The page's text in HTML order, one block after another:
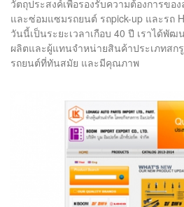
วัตถุประสงค์เพื่อรองรับความต้องการขอ
และซ่อมแซมรถยนต์ รถpick-up และรถ
วันนี้เป็นระยะเวลาเกือบ 40 ปี เราได้พัฒ
ผลิตและผู้แทนจำหน่ายสินค้าประเภทสก
รถยนต์ที่ทันสมัย และมีคุณภาพ